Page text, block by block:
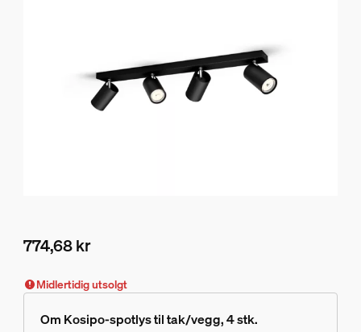
774,68 kr
Midlertidig utsolgt
Om Kosipo-spotlys til tak/vegg, 4 stk.